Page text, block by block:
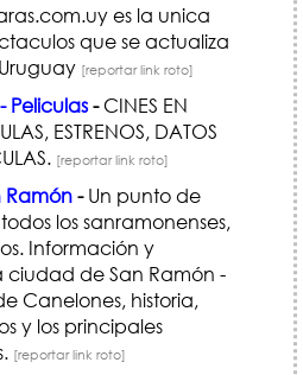
es la unica
que se actualiza
[reportar link roto]
Peliculas-CINES EN
ESTRENOS, DATOS
[reportar link roto]
-Un punto de
los sanramonenses,
Información y
ciudad de San Ramón -
Canelones, historia,
y los principales
[reportar link roto]